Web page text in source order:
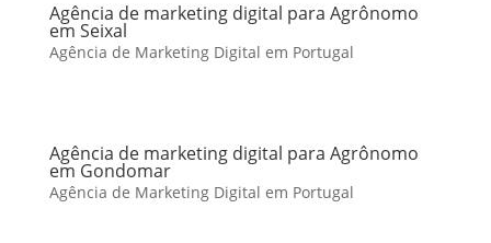
Agência de marketing digital para Agrônomo
em Seixal
Agência de Marketing Digital em Portugal
Agência de marketing digital para Agrônomo
em Gondomar
Agência de Marketing Digital em Portugal